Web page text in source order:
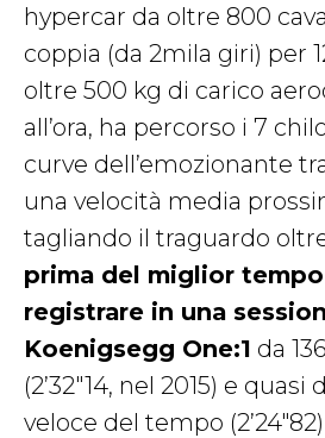
hypercar da oltre 800
coppia (da 2mila giri) per
oltre 500 kg di carico
all’ora, ha percorso i 7
curve dell’emozionante
una velocità media
tagliando il traguardo
prima del miglior
registrare in una
Koenigsegg One:1 da
(2’32″14, nel 2015) e
veloce del tempo